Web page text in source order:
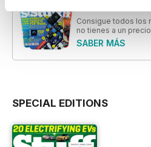
Consigue todos los
no tienes a un
SABER MÁS
SPECIAL EDITIONS